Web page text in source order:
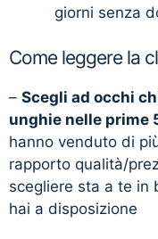
giorni senza
Come leggere la
– Scegli ad occhi
unghie nelle prime
hanno venduto di
rapporto qualità/
scegliere sta a te in
hai a disposizione